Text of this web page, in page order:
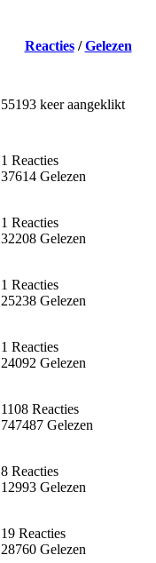
Reacties/Gelezen
55193 keer aangeklikt
1 Reacties
37614 Gelezen
1 Reacties
32208 Gelezen
1 Reacties
25238 Gelezen
1 Reacties
24092 Gelezen
1108 Reacties
747487 Gelezen
8 Reacties
12993 Gelezen
19 Reacties
28760 Gelezen